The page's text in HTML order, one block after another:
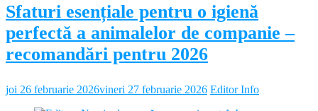
Sfaturi esențiale pentru o igienă
perfectă a animalelor de companie –
recomandări pentru 2026
joi 26 februarie 2026vineri 27 februarie 2026 Editor Info